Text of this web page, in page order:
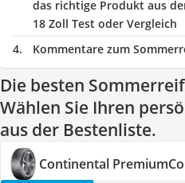
das richtige Produkt aus
18 Zoll Test oder Vergleich
Kommentare zum
Die besten
Wählen Sie Ihren
aus der Bestenliste.
Continental